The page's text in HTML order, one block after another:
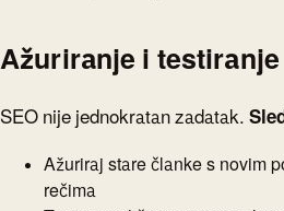
Ažuriranje i testiranje
SEO nije jednokratan zadatak.
Ažuriraj stare članke s novim
rečima